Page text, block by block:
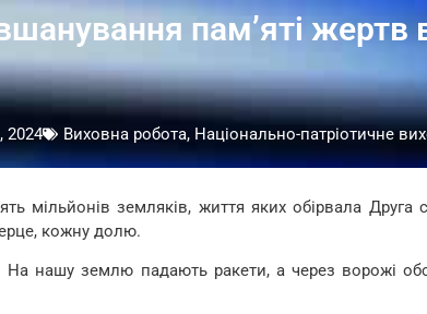
пам’яті жертв
2024 Виховна робота, Національно-патріотичне
мільйонів земляків, життя яких обірвала
кожну долю.
На нашу землю падають ракети, а через ворожі